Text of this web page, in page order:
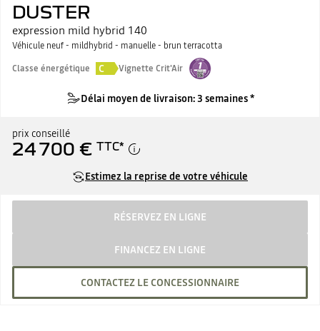
DUSTER
expression mild hybrid 140
Véhicule neuf - mildhybrid - manuelle - brun terracotta
Classe énergétique
C Vignette Crit'Air
Délai moyen de livraison: 3 semaines *
prix conseillé
24 700 € TTC*
Estimez la reprise de votre véhicule
RÉSERVEZ EN LIGNE
FINANCEZ EN LIGNE
CONTACTEZ LE CONCESSIONNAIRE